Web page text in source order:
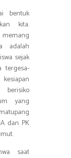
bentuk
kita.
adalah
sejak
tergesa-
yang
dan PK
saat